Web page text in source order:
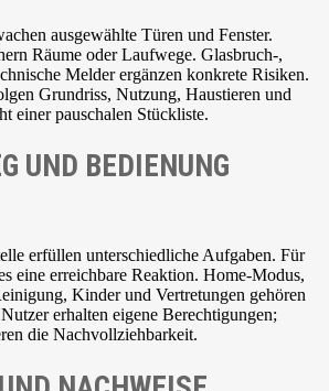
ausgewählte Türen und Fenster.
Räume oder Laufwege. Glasbruch-,
Melder ergänzen konkrete Risiken.
Grundriss, Nutzung, Haustieren und
einer pauschalen Stückliste.
UND BEDIENUNG
erfüllen unterschiedliche Aufgaben. Für
eine erreichbare Reaktion. Home-Modus,
Kinder und Vertretungen gehören
erhalten eigene Berechtigungen;
die Nachvollziehbarkeit.